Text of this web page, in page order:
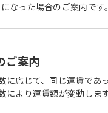
なった場合のご案内です。
ご案内
に応じて、同じ運賃であ
により運賃額が変動します